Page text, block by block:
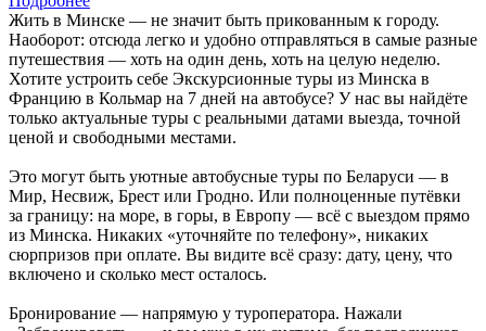
Жить в Минске — не значит быть прикованным к городу.
Наоборот: отсюда легко и удобно отправляться в самые разные
путешествия — хоть на один день, хоть на целую неделю.
Хотите устроить себе Экскурсионные туры из Минска в
Францию в Кольмар на 7 дней на автобусе? У нас вы найдёте
только актуальные туры с реальными датами выезда, точной
ценой и свободными местами.
Это могут быть уютные автобусные туры по Беларуси — в
Мир, Несвиж, Брест или Гродно. Или полноценные путёвки
за границу: на море, в горы, в Европу — всё с выездом прямо
из Минска. Никаких «уточняйте по телефону», никаких
сюрпризов при оплате. Вы видите всё сразу: дату, цену, что
включено и сколько мест осталось.
Бронирование — напрямую у туроператора. Нажали